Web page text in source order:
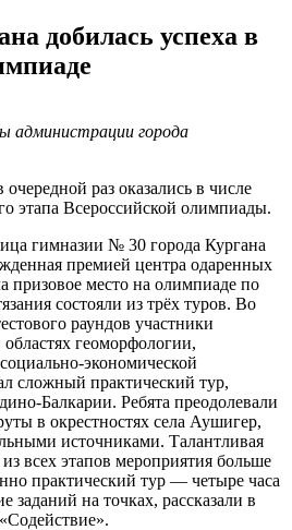
добилась успеха в
администрации города
раз оказались в числе
этапа Всероссийской олимпиады.
гимназии № 30 города Кургана
премией центра одаренных
призовое место на олимпиаде по
состояли из трёх туров. Во
раундов участники
геоморфологии,
экономической
сложный практический тур,
Балкарии. Ребята преодолевали
в окрестностях села Аушигер,
источниками. Талантливая
всех этапов мероприятия больше
практический тур — четыре часа
заданий на точках, рассказали в